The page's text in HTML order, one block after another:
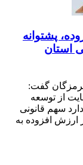
پشتوانه‌
استان
گفت:
از توسعه
سهم قانونی
ارزش افزوده به